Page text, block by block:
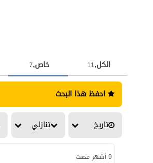
الكل,11 خاص,7
احفظ هذا البحث
تاريخ تنازلي
9 أشهر مضت